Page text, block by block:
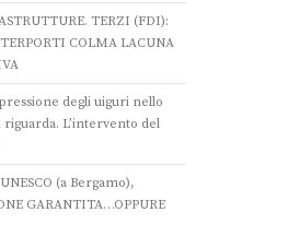
TERZI (FDI):
COLMA LACUNA
degli uiguri nello
riguarda. L’intervento del
(a Bergamo),
GARANTITA…OPPURE